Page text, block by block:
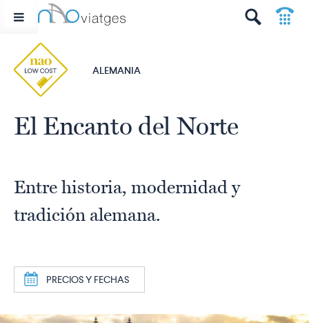
ALEMANIA
El Encanto del Norte
Entre historia, modernidad y
tradición alemana.
a PRECIOS Y FECHAS
t
p